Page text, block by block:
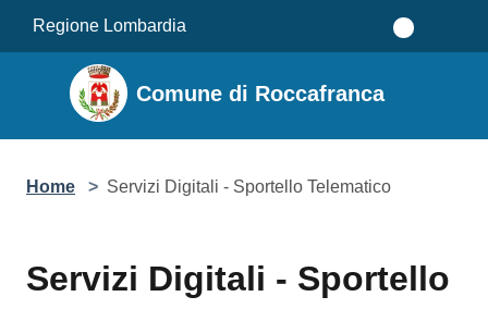
Regione Lombardia
Comune di Roccafranca
Home > Servizi Digitali - Sportello Telematico
Servizi Digitali - Sportello